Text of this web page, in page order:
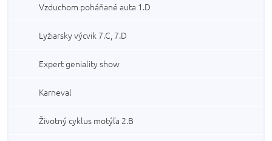
Vzduchom poháňané auta 1.D
Lyžiarsky výcvik 7.C, 7.D
Expert geniality show
Karneval
Životný cyklus motýľa 2.B